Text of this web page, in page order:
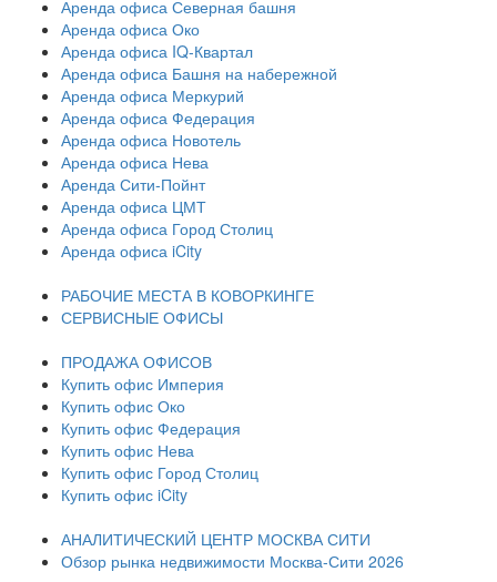
Аренда офиса Северная башня
Аренда офиса Око
Аренда офиса IQ-Квартал
Аренда офиса Башня на набережной
Аренда офиса Меркурий
Аренда офиса Федерация
Аренда офиса Новотель
Аренда офиса Нева
Аренда Сити-Пойнт
Аренда офиса ЦМТ
Аренда офиса Город Столиц
Аренда офиса iCity
РАБОЧИЕ МЕСТА В КОВОРКИНГЕ
СЕРВИСНЫЕ ОФИСЫ
ПРОДАЖА ОФИСОВ
Купить офис Империя
Купить офис Око
Купить офис Федерация
Купить офис Нева
Купить офис Город Столиц
Купить офис iCity
АНАЛИТИЧЕСКИЙ ЦЕНТР МОСКВА СИТИ
Обзор рынка недвижимости Москва-Сити 2026